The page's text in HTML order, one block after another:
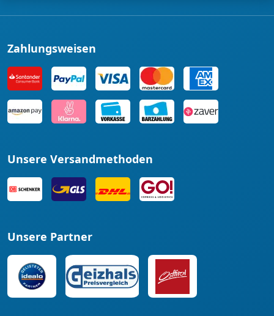
Zahlungsweisen
Unsere Versandmethoden
Unsere Partner